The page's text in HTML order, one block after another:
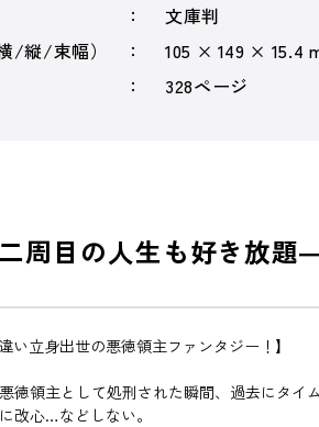
文庫判
/縦/束幅）
105 × 149 × 15.4
328ページ
周目の人生も好き放
い立身出世の悪徳領主ファンタジー！】
徳領主として処刑された瞬間、過去にタイ
改心…などしない。